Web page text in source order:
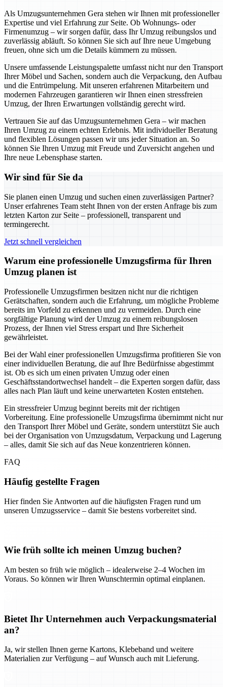
Als Umzugsunternehmen Gera stehen wir Ihnen mit professioneller
Expertise und viel Erfahrung zur Seite. Ob Wohnungs- oder
Firmenumzug – wir sorgen dafür, dass Ihr Umzug reibungslos und
zuverlässig abläuft. So können Sie sich auf Ihre neue Umgebung
freuen, ohne sich um die Details kümmern zu müssen.
Unsere umfassende Leistungspalette umfasst nicht nur den Transport
Ihrer Möbel und Sachen, sondern auch die Verpackung, den Aufbau
und die Entrümpelung. Mit unseren erfahrenen Mitarbeitern und
modernen Fahrzeugen garantieren wir Ihnen einen stressfreien
Umzug, der Ihren Erwartungen vollständig gerecht wird.
Vertrauen Sie auf das Umzugsunternehmen Gera – wir machen
Ihren Umzug zu einem echten Erlebnis. Mit individueller Beratung
und flexiblen Lösungen passen wir uns jeder Situation an. So
können Sie Ihren Umzug mit Freude und Zuversicht angehen und
Ihre neue Lebensphase starten.
Wir sind für Sie da
Sie planen einen Umzug und suchen einen zuverlässigen Partner?
Unser erfahrenes Team steht Ihnen von der ersten Anfrage bis zum
letzten Karton zur Seite – professionell, transparent und
termingerecht.
Jetzt schnell vergleichen
Warum eine professionelle Umzugsfirma für Ihren
Umzug planen ist
Professionelle Umzugsfirmen besitzen nicht nur die richtigen
Gerätschaften, sondern auch die Erfahrung, um mögliche Probleme
bereits im Vorfeld zu erkennen und zu vermeiden. Durch eine
sorgfältige Planung wird der Umzug zu einem reibungslosen
Prozess, der Ihnen viel Stress erspart und Ihre Sicherheit
gewährleistet.
Bei der Wahl einer professionellen Umzugsfirma profitieren Sie von
einer individuellen Beratung, die auf Ihre Bedürfnisse abgestimmt
ist. Ob es sich um einen privaten Umzug oder einen
Geschäftsstandortwechsel handelt – die Experten sorgen dafür, dass
alles nach Plan läuft und keine unerwarteten Kosten entstehen.
Ein stressfreier Umzug beginnt bereits mit der richtigen
Vorbereitung. Eine professionelle Umzugsfirma übernimmt nicht nur
den Transport Ihrer Möbel und Geräte, sondern unterstützt Sie auch
bei der Organisation von Umzugsdatum, Verpackung und Lagerung
– alles, damit Sie sich auf das Neue konzentrieren können.
FAQ
Häufig gestellte Fragen
Hier finden Sie Antworten auf die häufigsten Fragen rund um
unseren Umzugsservice – damit Sie bestens vorbereitet sind.
Wie früh sollte ich meinen Umzug buchen?
Am besten so früh wie möglich – idealerweise 2–4 Wochen im
Voraus. So können wir Ihren Wunschtermin optimal einplanen.
Bietet Ihr Unternehmen auch Verpackungsmaterial
an?
Ja, wir stellen Ihnen gerne Kartons, Klebeband und weitere
Materialien zur Verfügung – auf Wunsch auch mit Lieferung.